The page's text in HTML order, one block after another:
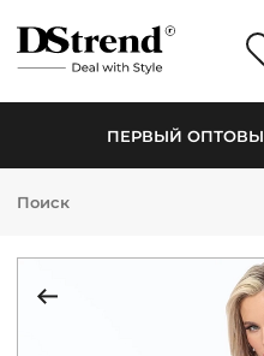
ПЕРВЫЙ
КАТАЛОГ
НОВИНКИ